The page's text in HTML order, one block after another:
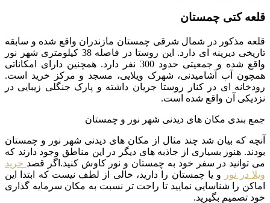
قلعه کتی چمستان
قلعه مذکور در شمال شرقی چمستان مازندران واقع شده و سابقه
تاریخی دیرینه ای دارد. این روستا در فاصله 38 کیلومتری شهر نور
واقع شده و جمعیتی حدود 300 نفر دارد. همچنین دارای امکاناتی
همچون آب آشامیدنی، شهرک ویلایی، مسجد و مرکز خرید است.
رودخانه ای در کنار روستا جریان داشته و پارک جنگلی زیبایی در
نزدیکی آن واقع شده است.
جمع بندی مکان های دیدنی شهر نور و چمستان
آنچه که بیان شد چند مثال از مکان های دیدنی شهر نور و چمستان
بودند. هنوز بسیاری از جاذبه های دیگر در این مناطق وجود دارند که
می توانید در سفر خود به چمستان و نور کاوش کنید.اگر قصد خرید
ویلا در نور
و یا چمستان را دارید، خالی از لطف نیست که ابتدا این
اماکن را شناسایی نمایید تا راحت تر نسبت به مکان سرمایه گذاری
خود تصمیم بگیرید.